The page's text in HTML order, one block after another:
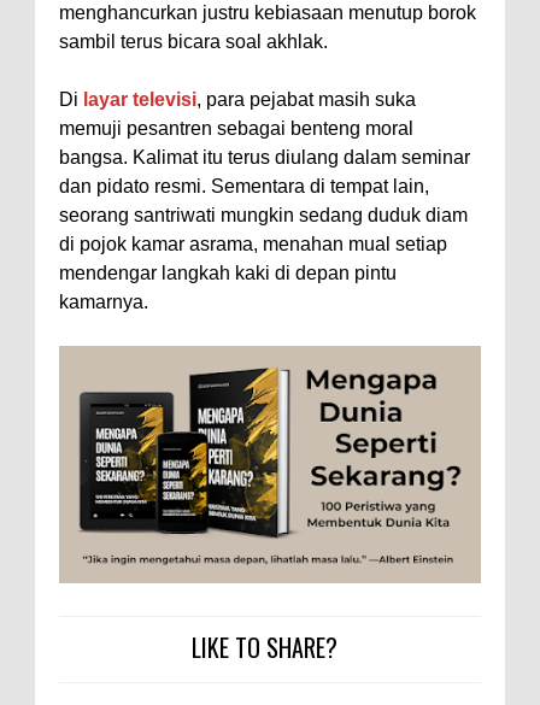
menghancurkan justru kebiasaan menutup borok
sambil terus bicara soal akhlak.
Di layar televisi, para pejabat masih suka
memuji pesantren sebagai benteng moral
bangsa. Kalimat itu terus diulang dalam seminar
dan pidato resmi. Sementara di tempat lain,
seorang santriwati mungkin sedang duduk diam
di pojok kamar asrama, menahan mual setiap
mendengar langkah kaki di depan pintu
kamarnya.
LIKE TO SHARE?